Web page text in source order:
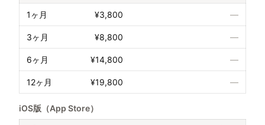
1ヶ月 ¥3,800 —
3ヶ月 ¥8,800 —
6ヶ月 ¥14,800 —
12ヶ月 ¥19,800 —
iOS版（App Store）